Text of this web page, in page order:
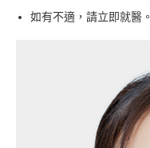
如有不適，請立即就醫。